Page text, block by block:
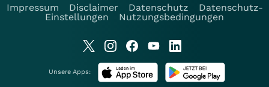
Impressum
Disclaimer Datenschutz
Datenschutz-
Einstellungen
Nutzungsbedingungen
Unsere Apps: